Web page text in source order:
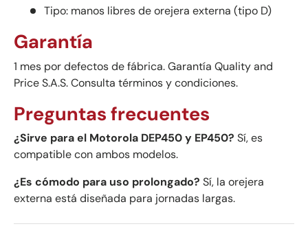
Tipo: manos libres de orejera externa (tipo D)
Garantía
1 mes por defectos de fábrica. Garantía Quality and
Price S.A.S. Consulta términos y condiciones.
Preguntas frecuentes
¿Sirve para el Motorola DEP450 y EP450? Sí, es
compatible con ambos modelos.
¿Es cómodo para uso prolongado? Sí, la orejera
externa está diseñada para jornadas largas.